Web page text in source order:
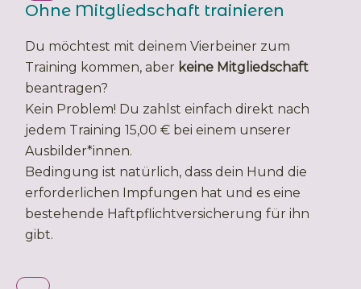
Ohne Mitgliedschaft trainieren
Du möchtest mit deinem Vierbeiner zum
Training kommen, aber keine Mitgliedschaft
beantragen?
Kein Problem! Du zahlst einfach direkt nach
jedem Training 15,00 € bei einem unserer
Ausbilder*innen.
Bedingung ist natürlich, dass dein Hund die
erforderlichen Impfungen hat und es eine
bestehende Haftpflichtversicherung für ihn
gibt.